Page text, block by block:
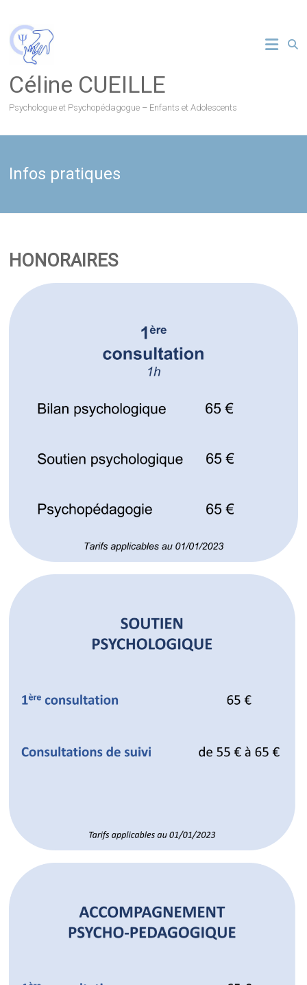
content
Céline CUEILLE
Psychologue et Psychopédagogue – Enfants et Adolescents
Infos pratiques
HONORAIRES